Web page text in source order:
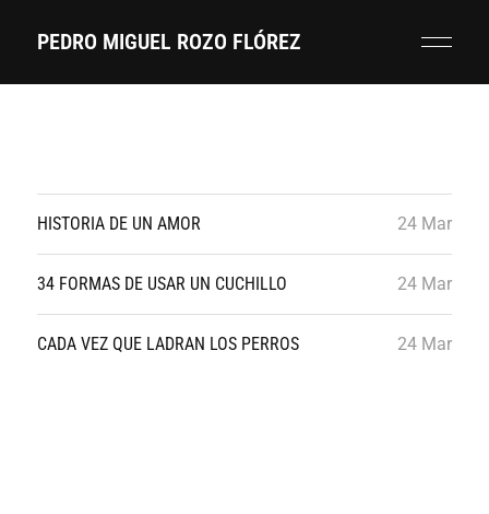
PEDRO MIGUEL ROZO FLÓREZ
HISTORIA DE UN AMOR 24 Mar
34 FORMAS DE USAR UN CUCHILLO 24 Mar
CADA VEZ QUE LADRAN LOS PERROS 24 Mar